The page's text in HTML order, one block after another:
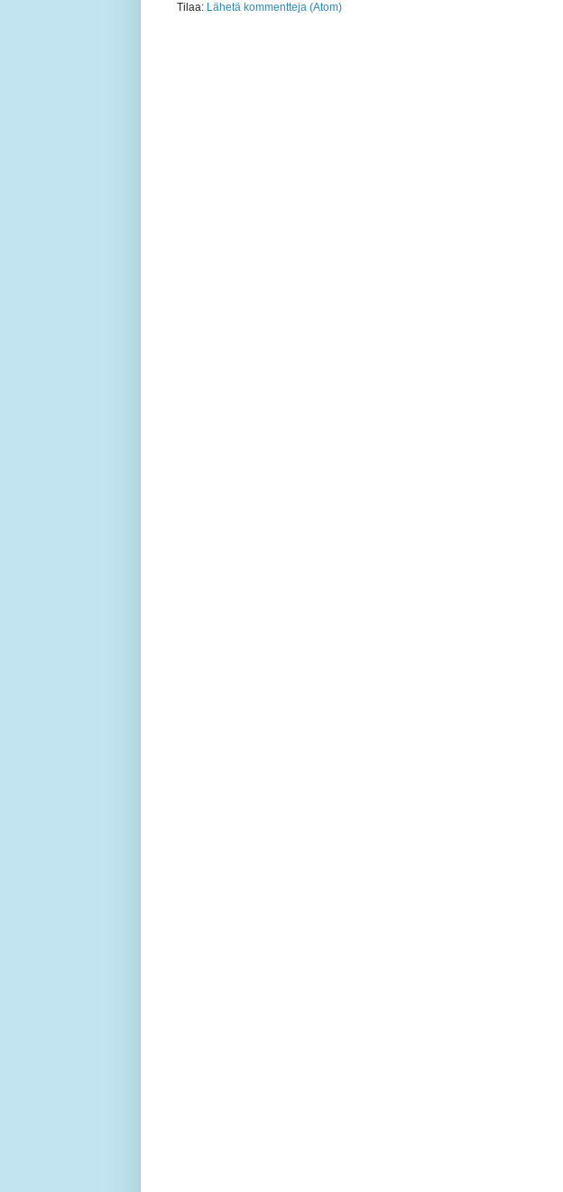
Tilaa: Lähetä kommentteja (Atom)